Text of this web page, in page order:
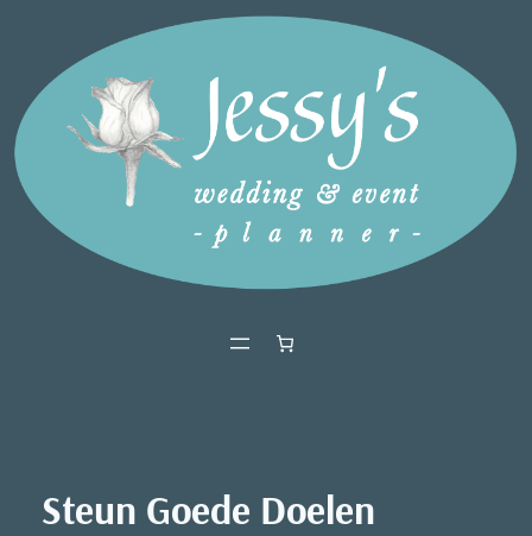
inhoud
Steun Goede Doelen